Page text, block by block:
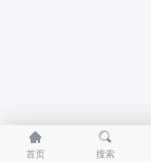

首页

搜索